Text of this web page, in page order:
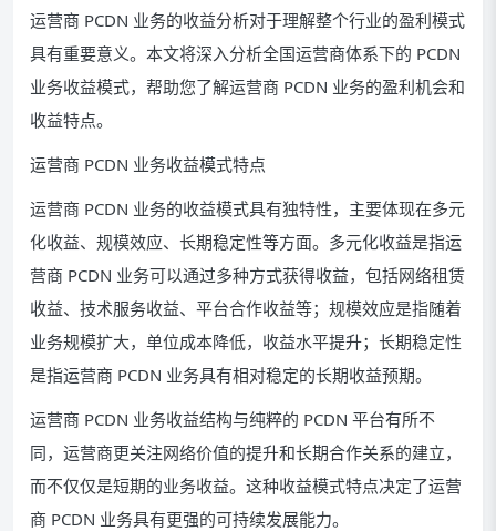
运营商 PCDN 业务的收益分析对于理解整个行业的盈利模式
具有重要意义。本文将深入分析全国运营商体系下的 PCDN
业务收益模式，帮助您了解运营商 PCDN 业务的盈利机会和
收益特点。
运营商 PCDN 业务收益模式特点
运营商 PCDN 业务的收益模式具有独特性，主要体现在多元
化收益、规模效应、长期稳定性等方面。多元化收益是指运
营商 PCDN 业务可以通过多种方式获得收益，包括网络租赁
收益、技术服务收益、平台合作收益等；规模效应是指随着
业务规模扩大，单位成本降低，收益水平提升；长期稳定性
是指运营商 PCDN 业务具有相对稳定的长期收益预期。
运营商 PCDN 业务收益结构与纯粹的 PCDN 平台有所不
同，运营商更关注网络价值的提升和长期合作关系的建立，
而不仅仅是短期的业务收益。这种收益模式特点决定了运营
商 PCDN 业务具有更强的可持续发展能力。